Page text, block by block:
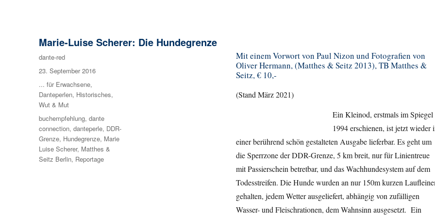
Marie-Luise Scherer: Die Hundegrenze
Mit einem Vorwort von Paul Nizon und Fotografien von
Oliver Hermann, (Matthes & Seitz 2013), TB Matthes &
Seitz, € 10,-
(Stand März 2021)
Ein Kleinod, erstmals im Spiegel
1994 erschienen, ist jetzt wieder
einer berührend schön gestalteten Ausgabe lieferbar. Es geht um
die Sperrzone der DDR-Grenze, 5 km breit, nur für Linientreue
mit Passierschein betretbar, und das Wachhundesystem auf dem
Todesstreifen. Die Hunde wurden an nur 150m kurzen
gehalten, jedem Wetter ausgeliefert, abhängig von zufälligen
Wasser- und Fleischrationen, dem Wahnsinn ausgesetzt. Ein
Autor
dante-red
Veröffentlicht
am
23. September 2016
Kategorien
... für Erwachsene,
Danteperlen, Historisches,
Wut & Mut
Schlagwörter
buchempfehlung,dante
connection,danteperle, DDR-
Grenze, Hundegrenze, Marie
Luise Scherer, Matthes &
Seitz Berlin, Reportage